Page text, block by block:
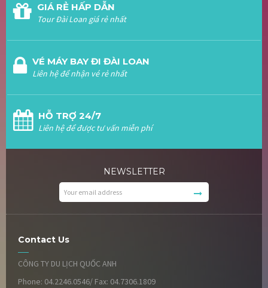
GIÁ RẺ HẤP DẪN
Tour Đài Loan giá rẻ nhất
VÉ MÁY BAY ĐI ĐÀI LOAN
Liên hệ để nhận vé rẻ nhất
HỖ TRỢ 24/7
Liên hệ để được tư vấn miễn phí
NEWSLETTER
Contact Us
CÔNG TY DU LỊCH QUỐC ANH
Phone: 04.2246.0546/ Fax: 04.7306.1809